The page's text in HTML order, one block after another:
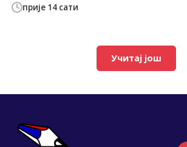
прије 14 сати
Учитај још